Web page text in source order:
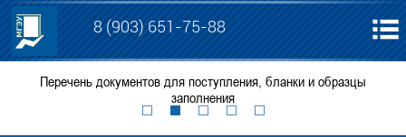
8 (903) 651-75-88
Перечень документов для поступления, бланки и образцы
заполнения